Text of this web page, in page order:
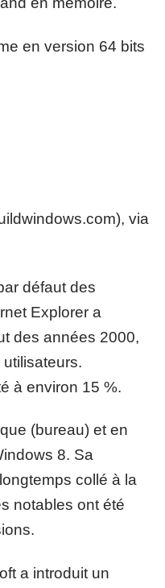
en version 64 bits
via
défaut des
Explorer a
des années 2000,
à environ 15 %.
(bureau) et en
8. Sa
collé à la
notables ont été
a introduit un